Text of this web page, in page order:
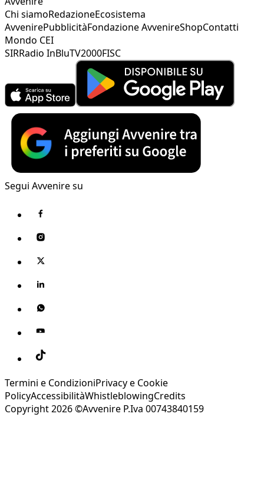
Chi siamoRedazioneEcosistema
AvvenirePubblicitàFondazione AvvenireShopContatti
Mondo CEI
SIRRadio InBluTV2000FISC
Segui Avvenire su
Termini e CondizioniPrivacy e Cookie
PolicyAccessibilitàWhistleblowingCredits
Copyright 2026 ©Avvenire P.Iva 00743840159